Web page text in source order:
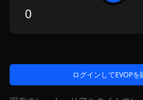
ログインしてEVOPを